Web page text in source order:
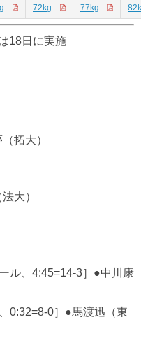
72kg 77kg
18日に実施
拓大）
大）
ル、4:45=14-3］●中川康
0:32=8-0］●馬渡迅（東